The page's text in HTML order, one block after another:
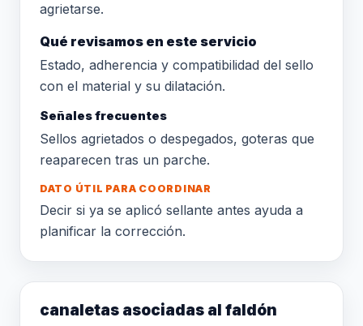
agrietarse.
Qué revisamos en este servicio
Estado, adherencia y compatibilidad del sello
con el material y su dilatación.
Señales frecuentes
Sellos agrietados o despegados, goteras que
reaparecen tras un parche.
DATO ÚTIL PARA COORDINAR
Decir si ya se aplicó sellante antes ayuda a
planificar la corrección.
canaletas asociadas al faldón